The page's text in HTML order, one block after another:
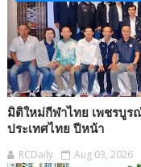
มิติใหม่กีฬาไทย เพชรบูร
ประเทศไทย ปีหน้า
RCDaily Aug 03, 2026